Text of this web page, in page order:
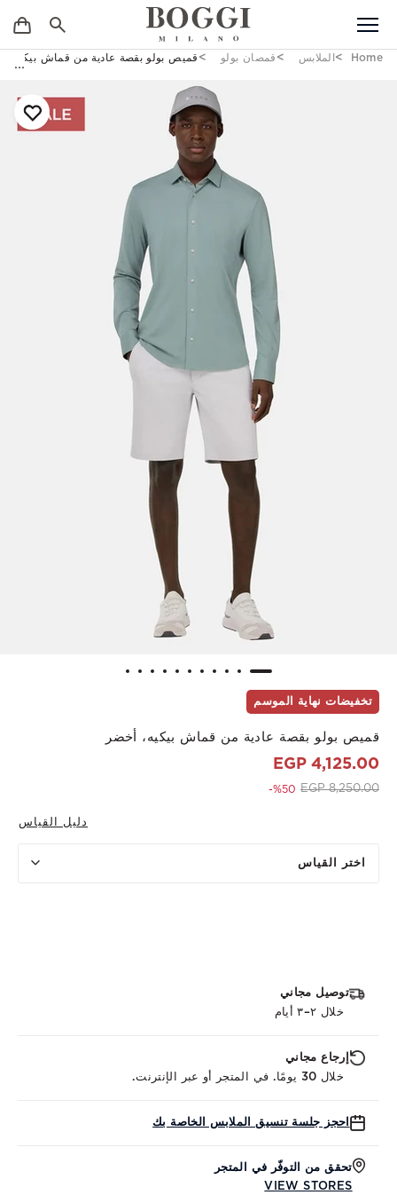
Home الملابس قمصان بولو قميص بولو بقصة عادية من قماش بيكيه،
تخفيضات نهاية الموسم
قميص بولو بقصة عادية من قماش بيكيه، أخضر
4,125.00 EGP
Price reduced from
8,250.00 EGP
to 4,125.00 EGP
%50-
دليل القياس
اختر القياس
توصيل مجاني
خلال ٢–٣ أيام
إرجاع مجاني
خلال 30 يومًا. في المتجر أو عبر الإنترنت.
احجز جلسة تنسيق الملابس الخاصة بك
تحقق من التوفّر في المتجر
VIEW STORES